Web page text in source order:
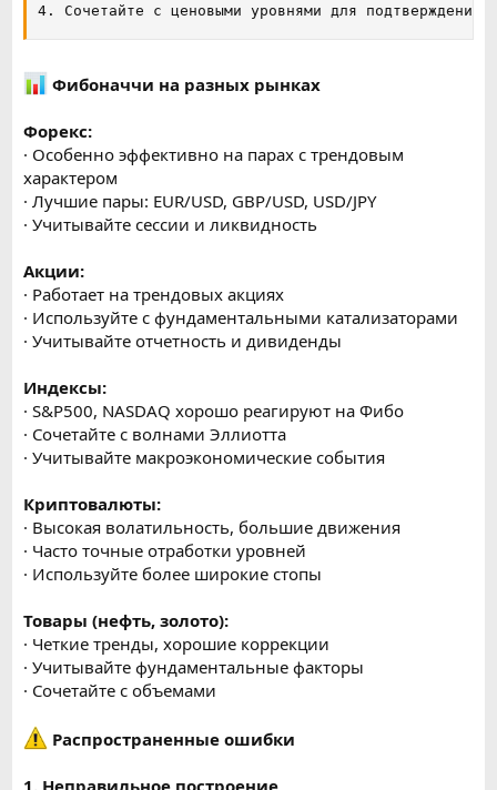
4. Сочетайте с ценовыми уровнями для подтверждения
Фибоначчи на разных рынках
Форекс:
· Особенно эффективно на парах с трендовым
характером
· Лучшие пары: EUR/USD, GBP/USD, USD/JPY
· Учитывайте сессии и ликвидность
Акции:
· Работает на трендовых акциях
· Используйте с фундаментальными катализаторами
· Учитывайте отчетность и дивиденды
Индексы:
· S&P500, NASDAQ хорошо реагируют на Фибо
· Сочетайте с волнами Эллиотта
· Учитывайте макроэкономические события
Криптовалюты:
· Высокая волатильность, большие движения
· Часто точные отработки уровней
· Используйте более широкие стопы
Товары (нефть, золото):
· Четкие тренды, хорошие коррекции
· Учитывайте фундаментальные факторы
· Сочетайте с объемами
Распространенные ошибки